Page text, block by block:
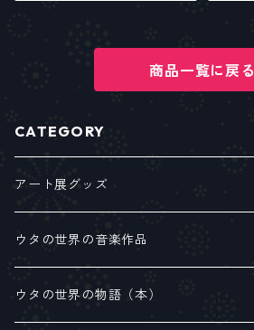
商品一覧に戻る
CATEGORY
アート展グッズ
ウタの世界の音楽作品
シングルアルバム
ウタの世界の物語（本）